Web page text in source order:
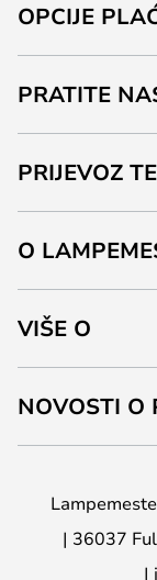
OPCIJE
PRATITE
PRIJEVOZ
O
VIŠE O
NOVOSTI O
36037